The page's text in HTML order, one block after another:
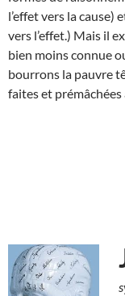
l’effet vers la cause)
vers l’effet.) Mais il
bien moins connue
bourrons la pauvre
faites et